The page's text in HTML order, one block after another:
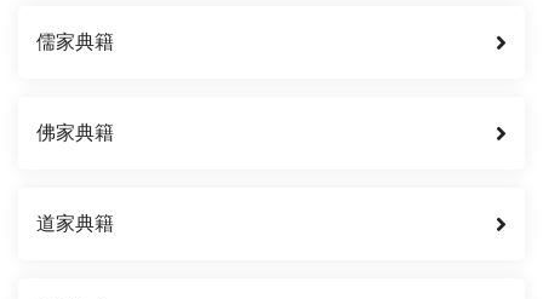
儒家典籍
佛家典籍
道家典籍